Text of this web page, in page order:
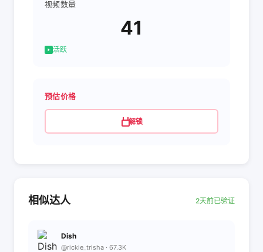
视频数量
41
活跃
预估价格
解锁
相似达人 2天前已验证
Dish
@rickie_trisha · 67.3K